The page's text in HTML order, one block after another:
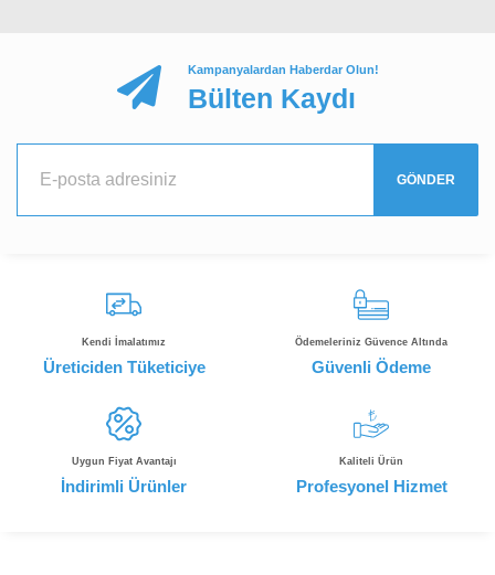
Kampanyalardan Haberdar Olun!
Bülten Kaydı
GÖNDER
Kendi İmalatımız
Üreticiden Tüketiciye
Ödemeleriniz Güvence Altında
Güvenli Ödeme
Uygun Fiyat Avantajı
İndirimli Ürünler
Kaliteli Ürün
Profesyonel Hizmet